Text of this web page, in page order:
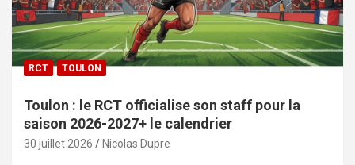
RCT TOULON
Toulon : le RCT officialise son staff pour la
saison 2026-2027+ le calendrier
30 juillet 2026 Nicolas Dupre